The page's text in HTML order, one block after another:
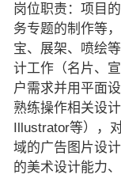
岗位职责：项目
务专题的制作等
宝、展架、喷绘
计工作（名片、
户需求并用平面
熟练操作相关设
Illustrator等），
域的广告图片设
的美术设计能力